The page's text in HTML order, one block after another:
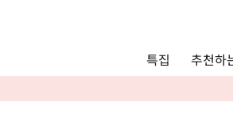
추천하는 모델 코스
관광
특집 추천하